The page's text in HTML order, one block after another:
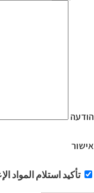
הודעה
אישור
تأكيد استلام المواد